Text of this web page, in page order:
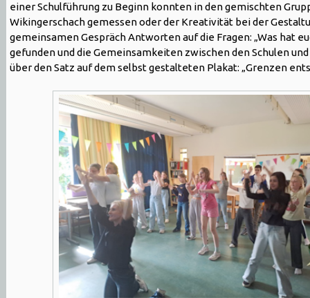
einer Schulführung zu Beginn konnten in den gemischten
Wikingerschach gemessen oder der Kreativität bei der
gemeinsamen Gespräch Antworten auf die Fragen: „Was hat
gefunden und die Gemeinsamkeiten zwischen den Schulen
über den Satz auf dem selbst gestalteten Plakat: „Grenzen